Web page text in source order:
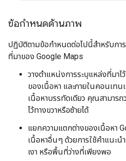
ข้อกำหนดด้านภาพ
ปฏิบัติตามข้อกำหนดต่อไปนี้สำหรับกา
ที่มาของ Google Maps
วางตำแหน่งการระบุแหล่งที่มา
ของเนื้อหา และภายในคอนเท
เนื้อหาบรรทัดเดียว คุณสามาร
ไว้ทางขวาหรือซ้ายได้
แยกความแตกต่างของเนื้อหา
เนื้อหาอื่นๆ ด้วยการใช้คำแนะ
เงา หรือพื้นที่ว่างที่เพียงพอ